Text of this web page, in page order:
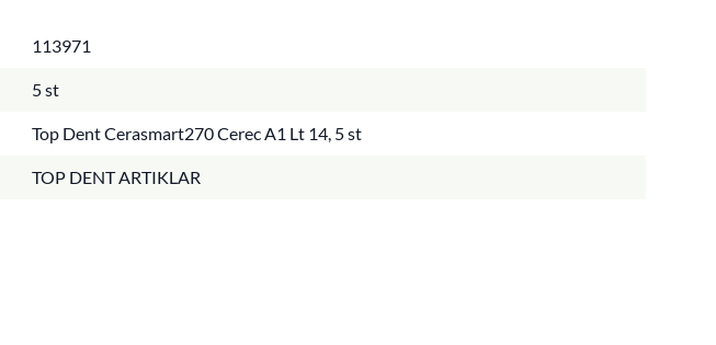
113971
5 st
Top Dent Cerasmart270 Cerec A1 Lt 14, 5 st
TOP DENT ARTIKLAR